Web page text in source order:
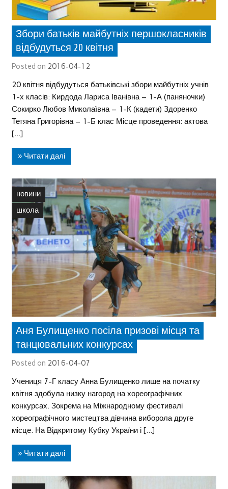
Збори батьків майбутніх першокласників
відбудуться 20 квітня
Posted on 2016-04-12
20 квітня відбудуться батьківські збори майбутніх учнів
1-х класів: Кирдода Лариса Іванівна – 1-А (паняночки)
Сокирко Любов Миколаївна – 1-К (кадети) Здоренко
Тетяна Григорівна – 1-Б клас Місце проведення: актова
[…]
» Читати далі
новини
школа
Аня Булищенко посіла призові місця та
танцювальних конкурсах
Posted on 2016-04-07
Учениця 7-Г класу Анна Булищенко лише на початку
квітня здобула низку нагород на хореографічних
конкурсах. Зокрема на Міжнародному фестивалі
хореографічного мистецтва дівчина виборола друге
місце. На Відкритому Кубку України і […]
» Читати далі